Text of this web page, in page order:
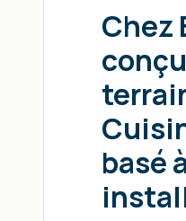
Chez
basé